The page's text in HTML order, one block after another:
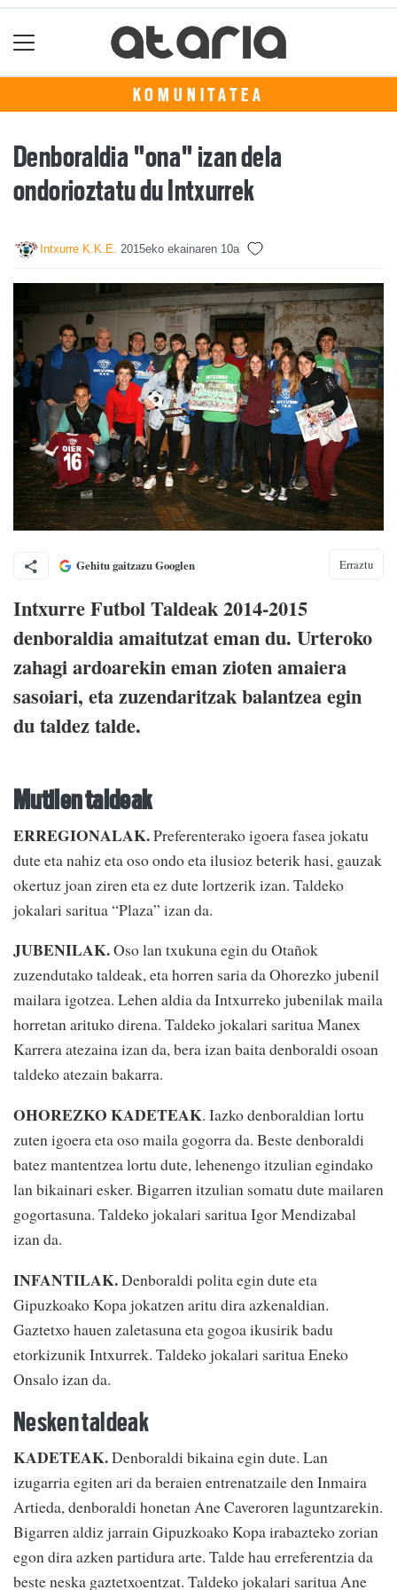
KOMUNITATEA
Denboraldia "ona" izan dela
ondorioztatu du Intxurrek
Intxurre K.K.E. 2015eko ekainaren 10a
Gehitu gaitzazu Googlen Erraztu
Intxurre Futbol Taldeak 2014-2015
denboraldia amaitutzat eman du. Urteroko
zahagi ardoarekin eman zioten amaiera
sasoiari, eta zuzendaritzak balantzea egin
du taldez talde.
Mutilen taldeak
ERREGIONALAK.Preferenterako igoera fasea jokatu
dute eta nahiz eta oso ondo eta ilusioz beterik hasi, gauzak
okertuz joan ziren eta ez dute lortzerik izan. Taldeko
jokalari saritua “Plaza” izan da.
JUBENILAK.Oso lan txukuna egin du Otañok
zuzendutako taldeak, eta horren saria da Ohorezko jubenil
mailara igotzea. Lehen aldia da Intxurreko jubenilak maila
horretan arituko direna. Taldeko jokalari saritua Manex
Karrera atezaina izan da, bera izan baita denboraldi osoan
taldeko atezain bakarra.
OHOREZKO KADETEAK. Iazko denboraldian lortu
zuten igoera eta oso maila gogorra da. Beste denboraldi
batez mantentzea lortu dute, lehenengo itzulian egindako
lan bikainari esker. Bigarren itzulian somatu dute mailaren
gogortasuna. Taldeko jokalari saritua Igor Mendizabal
izan da.
INFANTILAK.Denboraldi polita egin dute eta
Gipuzkoako Kopa jokatzen aritu dira azkenaldian.
Gaztetxo hauen zaletasuna eta gogoa ikusirik badu
etorkizunik Intxurrek. Taldeko jokalari saritua Eneko
Onsalo izan da.
Nesken taldeak
KADETEAK.Denboraldi bikaina egin dute. Lan
izugarria egiten ari da beraien entrenatzaile den Inmaira
Artieda, denboraldi honetan Ane Caveroren laguntzarekin.
Bigarren aldiz jarrain Gipuzkoako Kopa irabazteko zorian
egon dira azken partidura arte. Talde hau erreferentzia da
beste neska gaztetxoentzat. Taldeko jokalari saritua Ane